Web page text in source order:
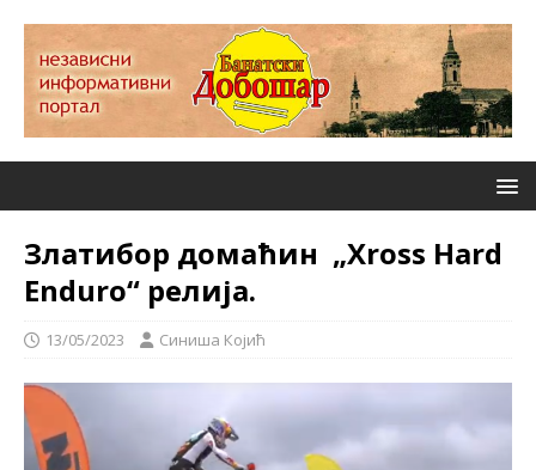
Златибор домаћин „Xross Hard
Enduro“ релија.
13/05/2023 Синиша Којић